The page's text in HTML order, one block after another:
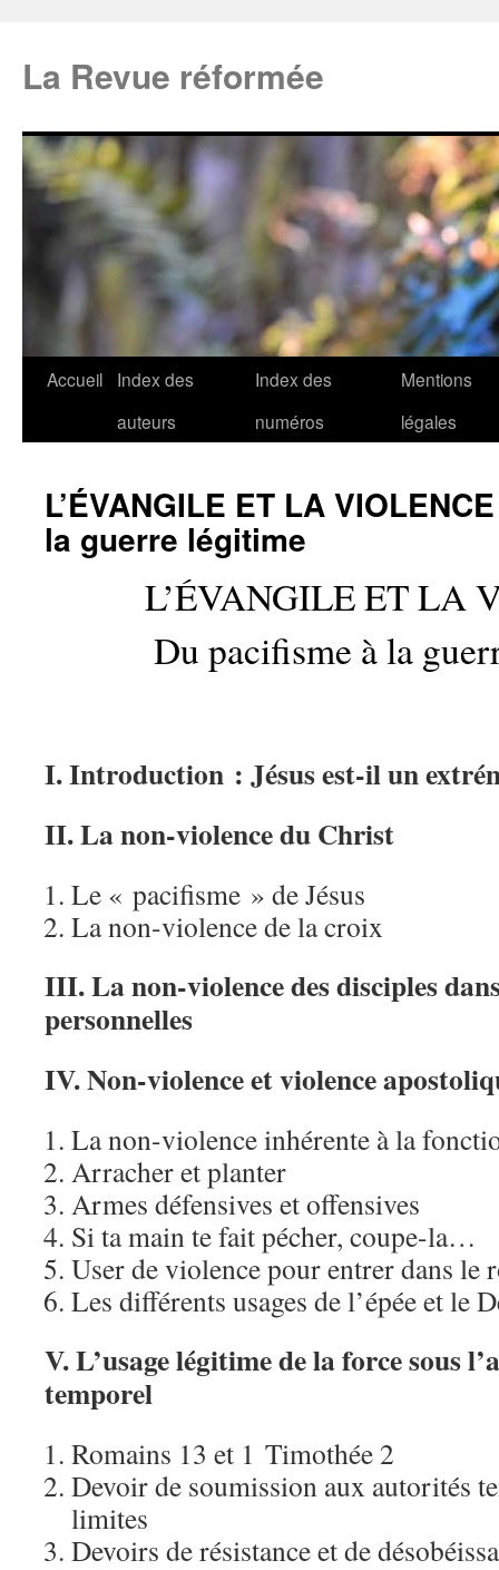
La Revue réformée
Accueil
Index des
auteurs
Index des
numéros
Mentions
légales
L’ÉVANGILE ET LA
la guerre légitime
L’ÉVANGILE ET LA
Du pacifisme à la
I. Introduction : Jésus est-il un
II. La non-violence du Christ
Le « pacifisme » de Jésus
La non-violence de la croix
III. La non-violence des disciples
personnelles
IV. Non-violence et violence
La non-violence inhérente à la
Arracher et planter
Armes défensives et offensives
Si ta main te fait pécher, coupe-la…
User de violence pour entrer dans le
Les différents usages de l’épée et le
V. L’usage légitime de la force sous
temporel
Romains 13 et 1 Timothée 2
Devoir de soumission aux autorités
limites
Devoirs de résistance et de